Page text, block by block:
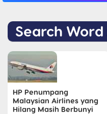
Search
HP Penumpang
Malaysian Airlines yang
Hilang Masih Berbunyi